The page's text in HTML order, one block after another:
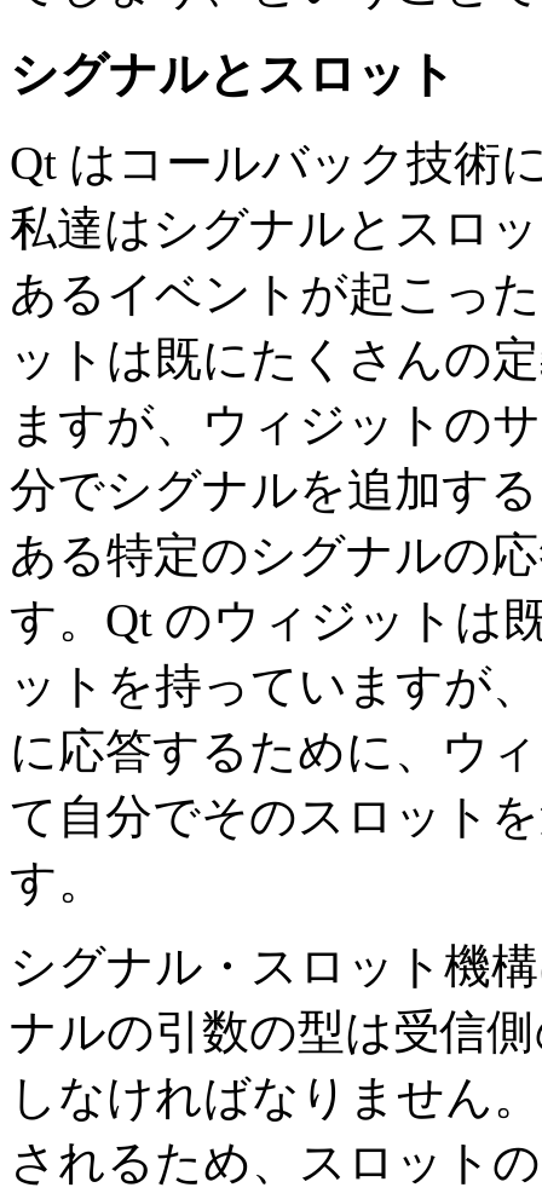
シグナルとスロット
Qt はコールバック技術
私達はシグナルとスロ
あるイベントが起こっ
ットは既にたくさんの
ますが、ウィジットの
分でシグナルを追加す
ある特定のシグナルの
す。Qt のウィジットは
ットを持っていますが
に応答するために、ウ
て自分でそのスロット
す。
シグナル・スロット機
ナルの引数の型は受信
しなければなりません
されるため、スロット